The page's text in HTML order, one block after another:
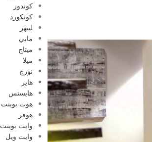
كوندور
كونكورد
ليبهر
مابي
ميتاج
ميلا
نورج
هاير
هايسنس
هوت بوينت
هوفر
وايت بوينت
وايت ويل